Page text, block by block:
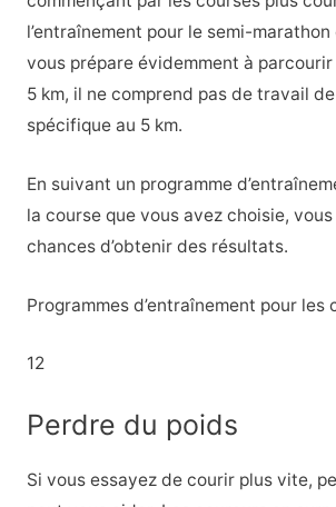
l’entraînement pour le semi-
vous prépare évidemment à parcourir
5 km, il ne comprend pas de travail
spécifique au 5 km.
En suivant un programme
la course que vous avez choisie,
chances d’obtenir des résultats.
Programmes d’entraînement pour les
12
Perdre du poids
Si vous essayez de courir plus vite,